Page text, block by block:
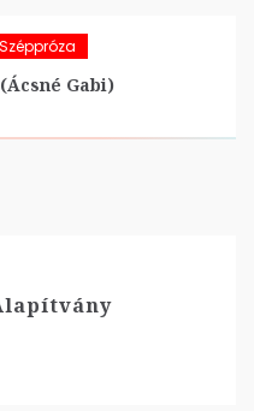
Széppróza
Gabi)